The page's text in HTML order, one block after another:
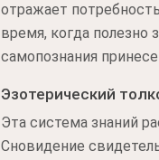
отражает
время, когда полезно
самопознания
Эзотерический
Эта система знаний
Сновидение